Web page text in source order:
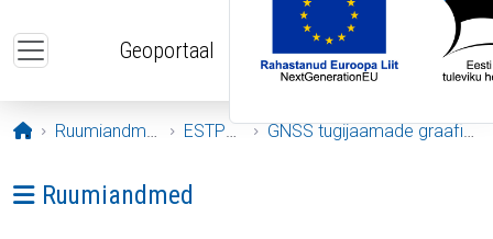
Geoportaal
Avaleht
Ruumiandmed ESTPOS GNSS tugijaamade graafikud
Ava menüü: Ruumiandmed
Ruumiandmed